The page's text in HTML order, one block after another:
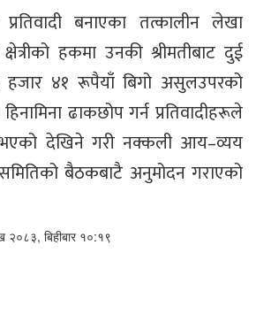
प्रतिवादी बनाएका तत्कालीन लेखा
हकमा उनकी श्रीमतीबाट दुई
४१ रूपैयाँ बिगो असुलउपरको
ढाकछोप गर्न प्रतिवादीहरूले
देखिने गरी नक्कली आय–व्यय
बैठकबाटै अनुमोदन गराएको
२०८३, बिहीबार १०:१९